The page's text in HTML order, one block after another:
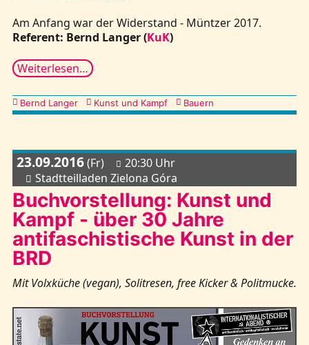
Am Anfang war der Widerstand - Müntzer 2017.
Referent: Bernd Langer (KuK)
Weiterlesen…
Kategorien
Bernd Langer Kunst und Kampf Bauern
23.09.2016(Fr)
20:30 Uhr
Stadtteilladen Zielona Góra
Buchvorstellung: Kunst und
Kampf - über 30 Jahre
antifaschistische Kunst in der
BRD
Mit Volxküche (vegan), Solitresen, free Kicker & Politmucke.